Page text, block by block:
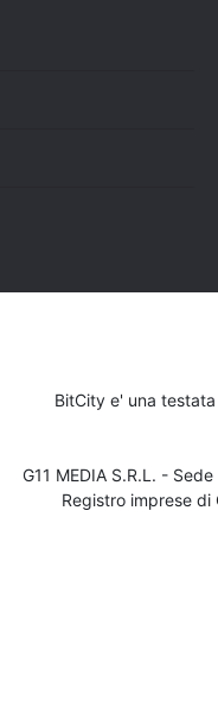
BitCity e' una
G11 MEDIA S.R.L. -
Registro imprese di